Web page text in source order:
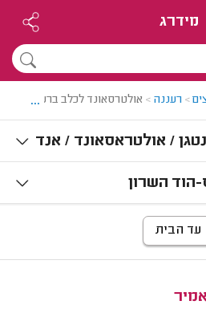
מידרג
> רעננה > אולטרסאונד לכלב ברעננה
...
/ אולטראסאונד / אנד
הוד השרון
עד הבית